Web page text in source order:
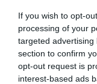
If you wish to opt-
processing of your
targeted
section to confirm
opt-out request is
interest-based ads
1131 Budapest,
+36 30 717 0103